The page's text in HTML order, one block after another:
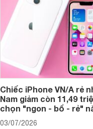
Chiếc iPhone VN/A rẻ
Nam giảm còn 11,49
chọn "ngon - bổ - rẻ"
03/07/2026